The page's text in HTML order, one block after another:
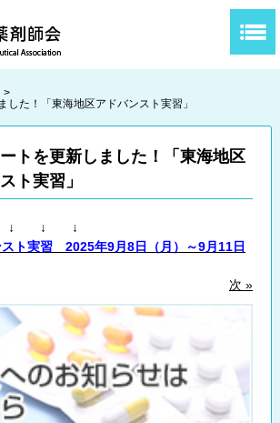
>
した！「東海地区アドバンスト実習」
トを更新しました！「東海地区
ト実習」
↓ ↓ ↓ ↓
ト実習 2025年9月8日（月）～9月11日
次 »